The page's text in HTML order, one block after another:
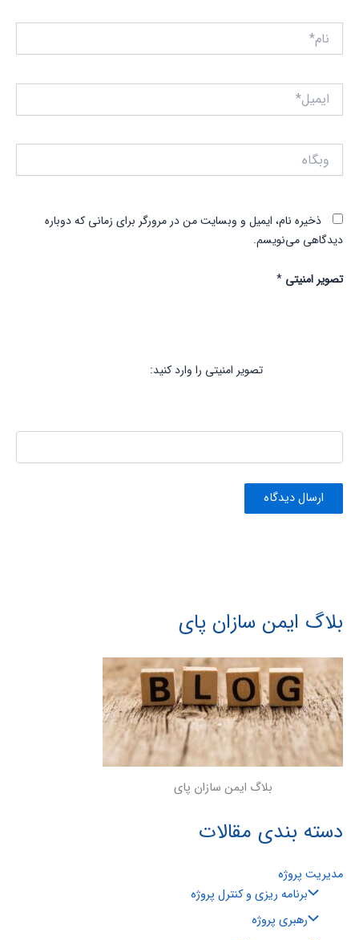
ایمیل*
ذخیره نام، ایمیل و وبسایت من در مرورگر برای زمانی که دوباره
دیدگاهی می‌نویسم.
تصویر امنیتی *
تصویر امنیتی را وارد کنید:
بلاگ ایمن سازان پای
بلاگ ایمن سازان پای
دسته بندی مقالات
مدیریت پروژه
برنامه ریزی و کنترل پروژه
رهبری پروژه